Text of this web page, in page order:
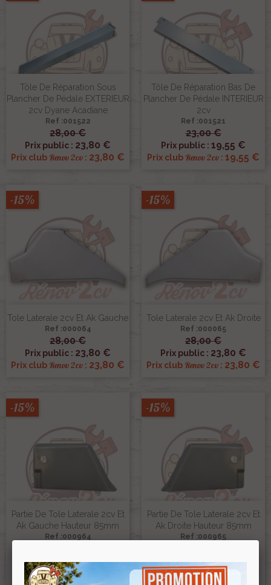
Tôle De Réparation Sous
Plancher De Pédale EXTERIEUR
2cv Dyane Acadiane
Ref :001522
28,00 €
Prix public : 23,80 €
Prix club Renov 2cv : 23,80 €
Tôle De Réparation Bas De
Plancher De Pédale INTERIEUR
2cv
Ref :001521
23,00 €
Prix public : 19,55 €
Prix club Renov 2cv : 19,55 €
Tole Laterale 2cv Et Ak Gauche
Ref :000064
28,00 €
Prix public : 23,80 €
Prix club Renov 2cv : 23,80 €
-15%
Tole Laterale 2cv Et Ak Droite
Ref :000065
28,00 €
Prix public : 23,80 €
Prix club Renov 2cv : 23,80 €
-15%
Partie De Tole Laterale 2cv Et
Ak Gauche Hauteur 85mm
Ref :000964
Prix public :10,63 €
Prix clubRenov 2cv
-15%
Partie De Tole Laterale 2cv Et
Ak Droite Hauteur 85mm
Ref :000965
Prix public :10,63 €
Prix clubRenov 2cv:10,63 €
-15%